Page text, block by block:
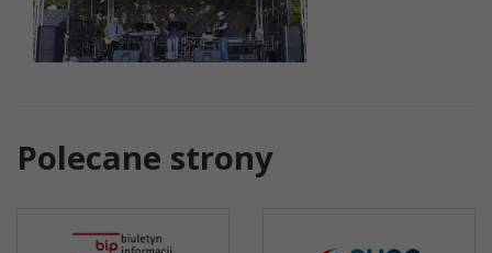
Polecane strony